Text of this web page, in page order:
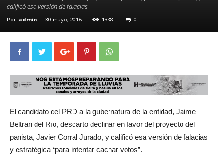
calificó esa versión de falacias
Por admin - 30 mayo, 2016 1338 0
El candidato del PRD a la gubernatura de la entidad, Jaime
Beltrán del Río, descartó declinar en favor del proyecto del
panista, Javier Corral Jurado, y calificó esa versión de falacias
y estratégica “para intentar cachar votos”.